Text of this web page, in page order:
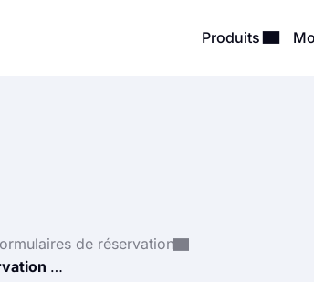
Produits
de réservation
Formulaire De Réservation De Exposition